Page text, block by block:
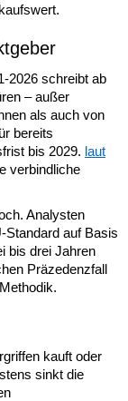
2026 schreibt ab
– außer
als auch von
bereits
bis 2029. laut
verbindliche
Analysten
Standard auf Basis
bis drei Jahren
Präzedenzfall
kauft oder
sinkt die